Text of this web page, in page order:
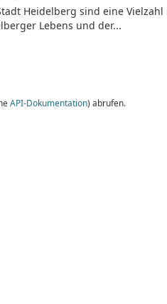
Heidelberg sind eine
Lebens und der...
API-Dokumentation) abrufen.